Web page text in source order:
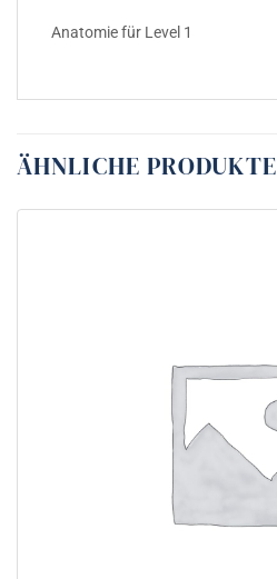
Anatomie für Level 1
ÄHNLICHE PRODUKTE